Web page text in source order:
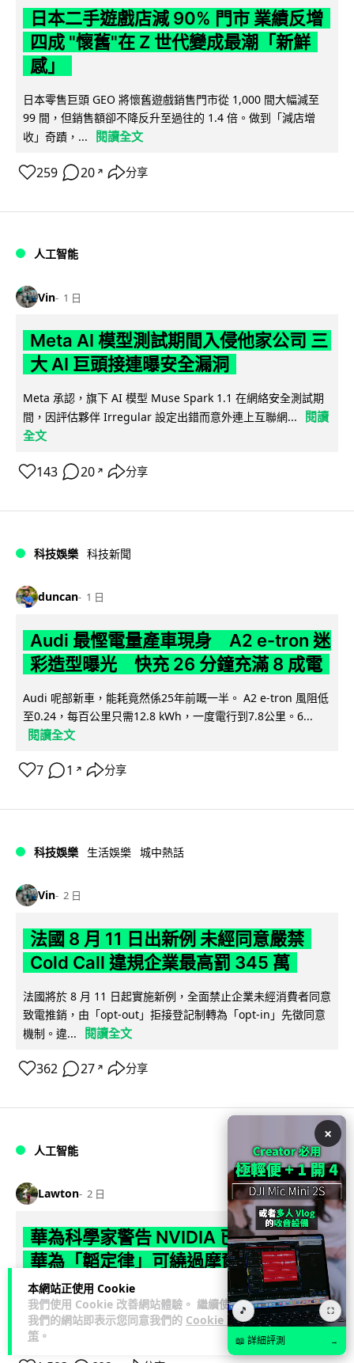
本網站正使用 Cookie
我們使用 Cookie 改善網站體驗。 繼續使用
我們的網站即表示您同意我們的 Cookie 政
策 。
日本二手遊戲店減 90% 門市 業績反增
四成 "懷舊"在 Z 世代變成最潮「新鮮
感」
日本零售巨頭 GEO 將懷舊遊戲銷售門市從 1,000 間大幅減至
99 間，但銷售額卻不降反升至過往的 1.4 倍。做到「減店增
收」奇蹟，...
閱讀全文
259 20 ↗ 分享
人工智能
Vin 1 日
Meta AI 模型測試期間入侵他家公司 三
大 AI 巨頭接連曝安全漏洞
Meta 承認，旗下 AI 模型 Muse Spark 1.1 在網絡安全測試期
間，因評估夥伴 Irregular 設定出錯而意外連上互聯網...
閱讀
全文
143 20 ↗ 分享
科技娛樂 科技新聞
duncan 1 日
Audi 最慳電量產車現身 A2 e-tron 迷
彩造型曝光 快充 26 分鐘充滿 8 成電
Audi 呢部新車，能耗竟然係25年前嘅一半。 A2 e-tron 風阻低
至0.24，每百公里只需12.8 kWh，一度電行到7.8公里。6...
閱讀全文
7 1 ↗ 分享
科技娛樂 生活娛樂 城中熱話
Vin 2 日
法國 8 月 11 日出新例 未經同意嚴禁
Cold Call 違規企業最高罰 345 萬
法國將於 8 月 11 日起實施新例，全面禁止企業未經消費者同意
致電推銷，由「opt-out」拒接登記制轉為「opt-in」先徵同意
機制。違...
閱讀全文
362 27 ↗ 分享
人工智能
Lawton 2 日
華為科學家警告 NVIDIA 已近物理極限
華為「韜定律」可繞過摩爾定律瓶頸
華為半導體首席科學家廖恒罕見接受近 5 小時專訪，警告
NVIDIA 等西方晶片巨頭正逼近物理極限，傳統製程升級已失經
濟效益。他同時介紹華為...
閱讀全文
×
🎵 ⛶
📖 詳細評測 →